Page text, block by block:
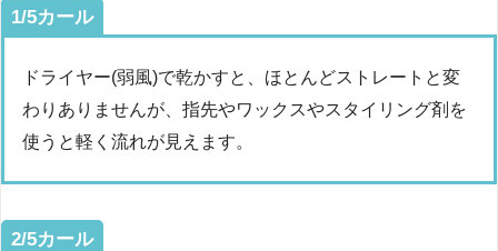
1/5カール
ドライヤー(弱風)で乾かすと、ほとんどストレートと変
わりありませんが、指先やワックスやスタイリング剤を
使うと軽く流れが見えます。
2/5カール